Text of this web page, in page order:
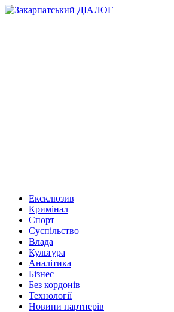
Ексклюзив
Кримінал
Спорт
Суспільство
Влада
Культура
Аналітика
Бізнес
Без кордонів
Технології
Новини партнерів